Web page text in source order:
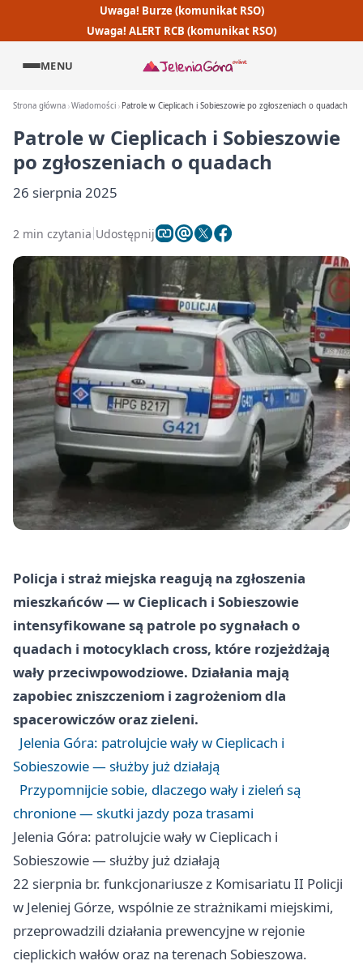
Uwaga! Burze (komunikat RSO)
Uwaga! ALERT RCB (komunikat RSO)
MENU
Strona główna Wiadomości Patrole w Cieplicach i Sobieszowie po zgłoszeniach o quadach
Patrole w Cieplicach i Sobieszowie
po zgłoszeniach o quadach
26 sierpnia 2025
2 min czytania Udostępnij
Policja i straż miejska reagują na zgłoszenia
mieszkańców — w Cieplicach i Sobieszowie
intensyfikowane są patrole po sygnałach o
quadach i motocyklach cross, które rozjeżdżają
wały przeciwpowodziowe. Działania mają
zapobiec zniszczeniom i zagrożeniom dla
spacerowiczów oraz zieleni.
Jelenia Góra: patrolujcie wały w Cieplicach i
Sobieszowie — służby już działają
Przypomnijcie sobie, dlaczego wały i zieleń są
chronione — skutki jazdy poza trasami
Jelenia Góra: patrolujcie wały w Cieplicach i
Sobieszowie — służby już działają
22 sierpnia br. funkcjonariusze z Komisariatu II Policji
w Jeleniej Górze, wspólnie ze strażnikami miejskimi,
przeprowadzili działania prewencyjne w rejonie
cieplickich wałów oraz na terenach Sobieszowa.